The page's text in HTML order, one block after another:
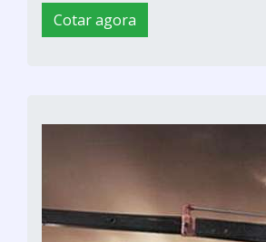
Cotar agora